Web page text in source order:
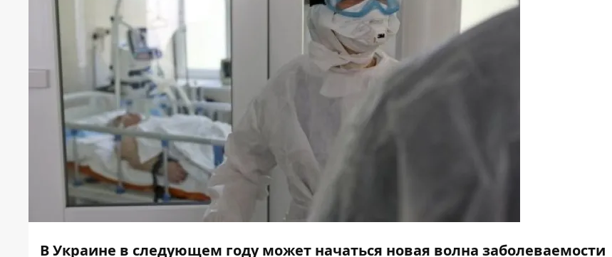
В Украине в следующем году может начаться новая волна заболеваемости